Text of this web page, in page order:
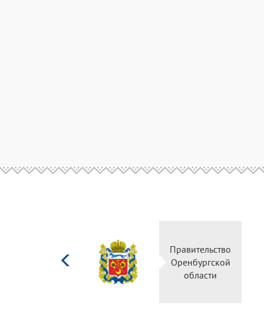
культуры
Российской
Правительство
Оренбургской
области